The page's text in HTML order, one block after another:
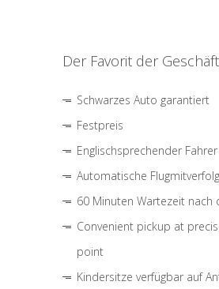
Der Favorit der
Schwarzes Auto garantiert
Festpreis
Englischsprechender Fahrer
Automatische
60 Minuten Wartezeit nach
Convenient pickup at
point
Kindersitze verfügbar auf